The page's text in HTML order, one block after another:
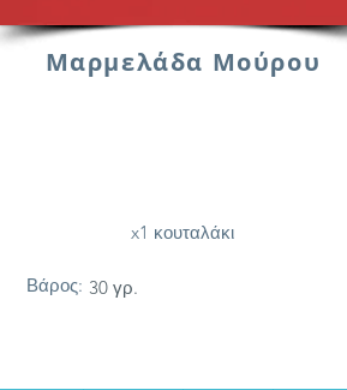
Μαρμελάδα Μούρου
x1 κουταλάκι
Βάρος: 30 γρ.